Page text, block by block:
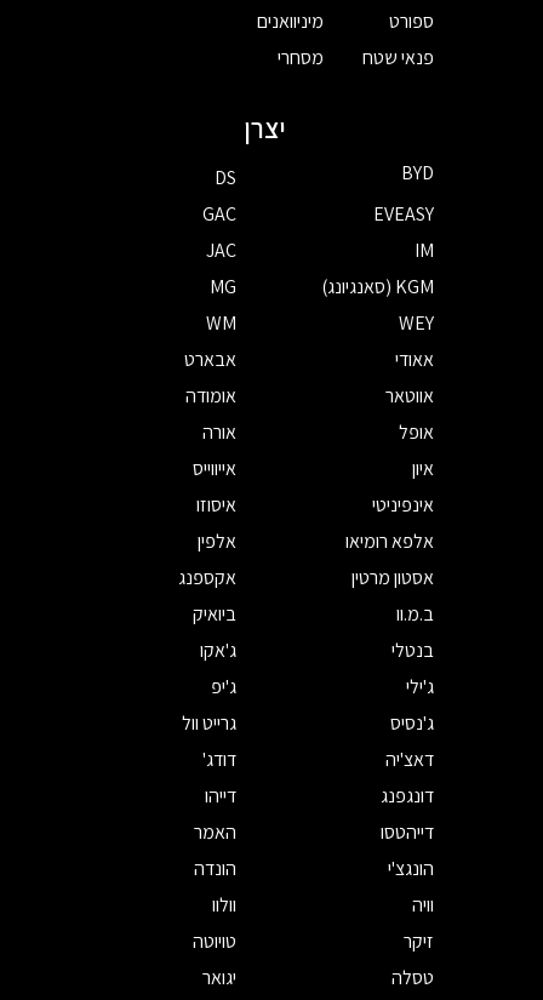
ספורט
פנאי שטח
מיניוואנים
מסחרי
יצרן
BYD
DS
EVEASY
GAC
IM
JAC
KGM (סאנגיונג)
MG
WEY
WM
אאודי
אבארט
אווטאר
אומודה
אופל
אורה
איון
אייווייס
אינפיניטי
איסוזו
אלפא רומיאו
אלפין
אסטון מרטין
אקספנג
ב.מ.וו
ביואיק
בנטלי
ג'אקו
ג'ילי
ג'יפ
ג'נסיס
גרייט וול
דאצ'יה
דודג'
דונגפנג
דייהו
דייהטסו
האמר
הונגצ'י
הונדה
וויה
וולוו
זיקר
טויוטה
טסלה
יגואר